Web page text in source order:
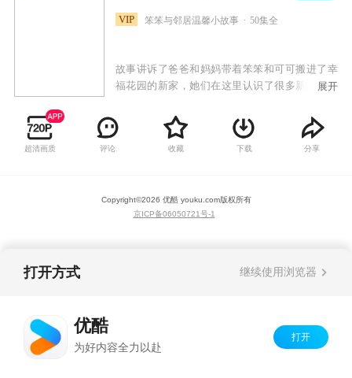
VIP 笨笨与邻居温馨小故事 50集全
故事讲诉了爸爸和妈妈带着笨笨和可可搬进了幸
福花园的新家，她们在这里认识了很多新朋友，
小插曲。本片以孩子们日常生活中熟悉的小区生
活为背景，讲述了主人公可可、笨笨和小区其他
居民们之间发生的温馨小故事。本片轻松活泼，
展开
超清画质 评论 收藏 下载 分享
Copyright©2026 优酷 youku.com版权所有
京ICP备06050721号-1
打开方式 继续使用浏览器
优酷
为好内容全力以赴
打开